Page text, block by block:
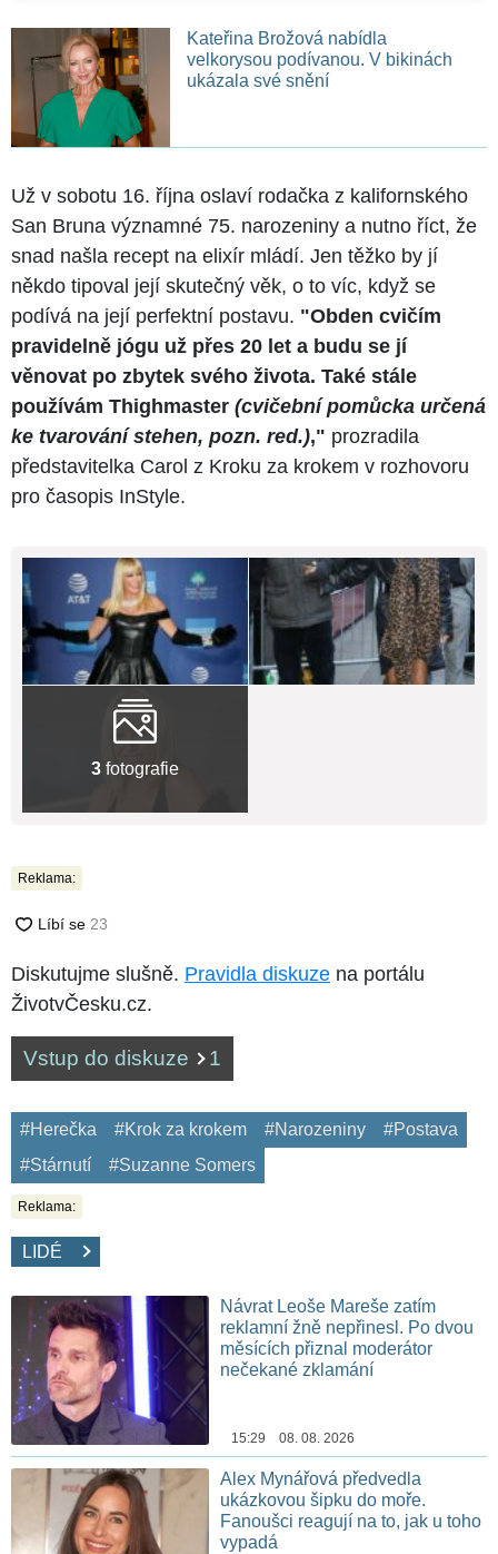
Kateřina Brožová nabídla
velkorysou podívanou. V bikinách
ukázala své snění
Už v sobotu 16. října oslaví rodačka z kalifornského
San Bruna významné 75. narozeniny a nutno říct, že
snad našla recept na elixír mládí. Jen těžko by jí
někdo tipoval její skutečný věk, o to víc, když se
podívá na její perfektní postavu. "Obden cvičím
pravidelně jógu už přes 20 let a budu se jí
věnovat po zbytek svého života. Také stále
používám Thighmaster (cvičební pomůcka určená
ke tvarování stehen, pozn. red.)," prozradila
představitelka Carol z Kroku za krokem v rozhovoru
pro časopis InStyle.
3 fotografie
Reklama:
Diskutujme slušně. Pravidla diskuze na portálu
ŽivotvČesku.cz.
Vstup do diskuze 1
#Herečka #Krok za krokem #Narozeniny
#Postava
#Stárnutí
#Suzanne Somers
Reklama:
LIDÉ
Návrat Leoše Mareše zatím
reklamní žně nepřinesl. Po dvou
měsících přiznal moderátor
nečekané zklamání
15:29 08. 08. 2026
Alex Mynářová předvedla
ukázkovou šipku do moře.
Fanoušci reagují na to, jak u toho
vypadá